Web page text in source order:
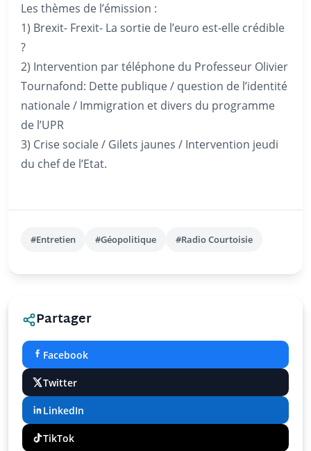
Les thèmes de l’émission :
1) Brexit- Frexit- La sortie de l’euro est-elle crédible
?
2) Intervention par téléphone du Professeur Olivier
Tournafond: Dette publique / question de l’identité
nationale / Immigration et divers du programme
de l’UPR
3) Crise sociale / Gilets jaunes / Intervention jeudi
du chef de l’Etat.
#Entretien #Géopolitique #Radio Courtoisie
Partager
Facebook
Twitter
LinkedIn
TikTok